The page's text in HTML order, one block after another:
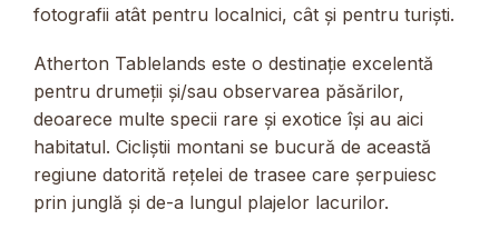
fotografii atât pentru localnici, cât și pentru turiști.
Atherton Tablelands este o destinație excelentă
pentru drumeții și/sau observarea păsărilor,
deoarece multe specii rare și exotice își au aici
habitatul. Cicliștii montani se bucură de această
regiune datorită rețelei de trasee care șerpuiesc
prin junglă și de-a lungul plajelor lacurilor.